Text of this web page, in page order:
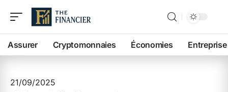
Assurer Cryptomonnaies Économies Entreprise
21/09/2025